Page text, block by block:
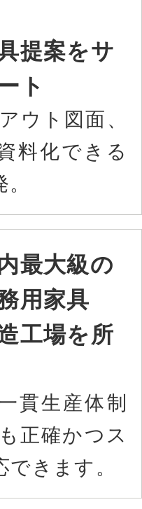
提案をサ
ト
ウト図面、
料化できる
最大級の
用家具
工場を所
貫生産体制
正確かつス
きます。